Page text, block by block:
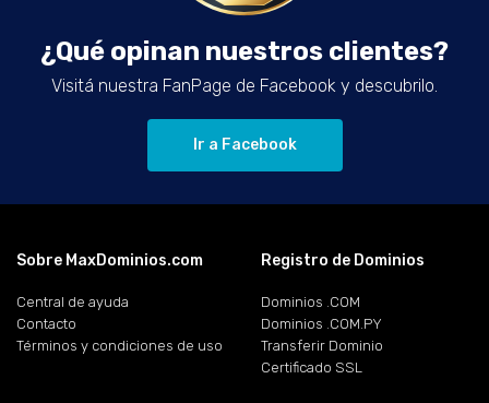
¿Qué opinan nuestros clientes?
Visitá nuestra FanPage de Facebook y descubrilo.
Ir a Facebook
Sobre MaxDominios.com
Central de ayuda
Contacto
Términos y condiciones de uso
Registro de Dominios
Dominios .COM
Dominios .COM.PY
Transferir Dominio
Certificado SSL